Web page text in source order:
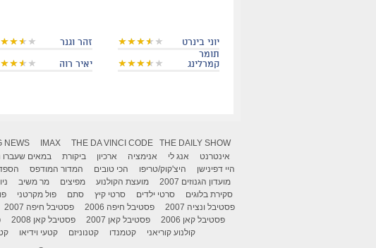
יוני בינרט זהר וגנר
תומר
קמרלינג
יאיר רוה
NEWS IMAX THE DA VINCI CODE THE DAILY SHOW
אינטרנט
אנג לי אנימציה ארכיון ביקורת במאים שעברו
היי דפינישן
היצ'קוק/טריפו הכי טובים המדור המודפס
מועדון הגנוזים 2007
מועצת הקולנוע מפיצים מר משיב
סקירת בלוגים
סרטי ילדים סרטי קיץ סתם פול מקרטני
פסטיבל ונציה 2007
פסטיבל חיפה 2006 פסטיבל חיפה 2007
פסטיבל קאן 2006
פסטיבל קאן 2007 פסטיבל קאן 2008
קולנוע קוריאני
קטמנדו קטנוניזם קטעי וידיאו